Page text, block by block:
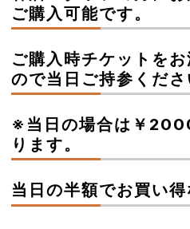
ご購入可能です。
ご購入時チケットを
ので当日ご持参くださ
※当日の場合は￥
ります。
当日の半額でお買い得